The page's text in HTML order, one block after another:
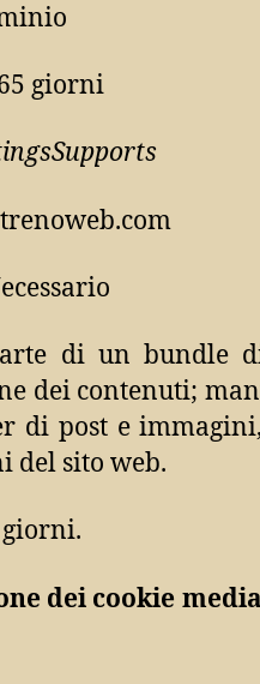
giorni
di un bundle
dei contenuti;
di post e
del sito web.
giorni.
dei cookie